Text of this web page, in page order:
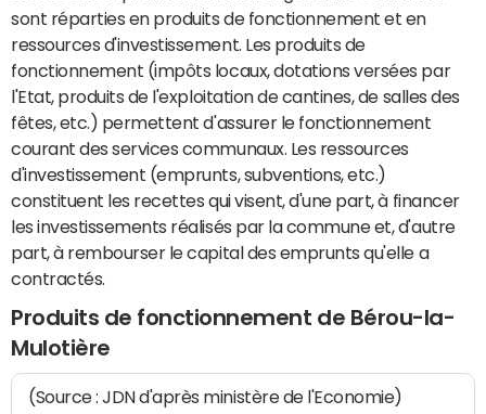
sont réparties en produits de fonctionnement et en
ressources d'investissement. Les produits de
fonctionnement (impôts locaux, dotations versées par
l'Etat, produits de l'exploitation de cantines, de salles des
fêtes, etc.) permettent d'assurer le fonctionnement
courant des services communaux. Les ressources
d'investissement (emprunts, subventions, etc.)
constituent les recettes qui visent, d'une part, à financer
les investissements réalisés par la commune et, d'autre
part, à rembourser le capital des emprunts qu'elle a
contractés.
Produits de fonctionnement de Bérou-la-
Mulotière
(Source : JDN d'après ministère de l'Economie)